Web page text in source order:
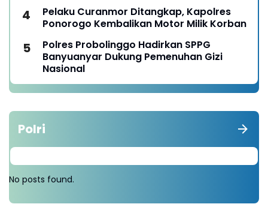
Pelaku Curanmor Ditangkap, Kapolres
Ponorogo Kembalikan Motor Milik Korban
Polres Probolinggo Hadirkan SPPG
Banyuanyar Dukung Pemenuhan Gizi
Nasional
Polri
No posts found.